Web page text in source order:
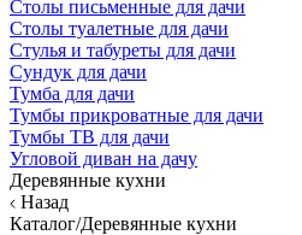
Столы письменные для дачи
Столы туалетные для дачи
Стулья и табуреты для дачи
Сундук для дачи
Тумба для дачи
Тумбы прикроватные для дачи
Тумбы ТВ для дачи
Угловой диван на дачу
Деревянные кухни
Назад
Каталог/Деревянные кухни